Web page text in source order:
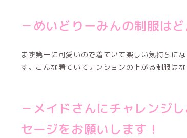
－めいどりーみんの制服は
まず第一に可愛いので着ていて楽しい気持ちに
す。こんな着ていてテンションの上がる制服はな
－メイドさんにチャレンジ
セージをお願いします！